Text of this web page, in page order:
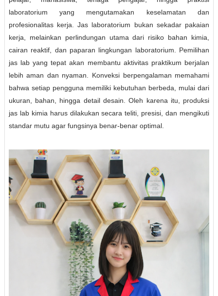
laboratorium yang mengutamakan keselamatan dan
profesionalitas kerja. Jas laboratorium bukan sekadar pakaian
kerja, melainkan perlindungan utama dari risiko bahan kimia,
cairan reaktif, dan paparan lingkungan laboratorium. Pemilihan
jas lab yang tepat akan membantu aktivitas praktikum berjalan
lebih aman dan nyaman. Konveksi berpengalaman memahami
bahwa setiap pengguna memiliki kebutuhan berbeda, mulai dari
ukuran, bahan, hingga detail desain. Oleh karena itu, produksi
jas lab kimia harus dilakukan secara teliti, presisi, dan mengikuti
standar mutu agar fungsinya benar-benar optimal.